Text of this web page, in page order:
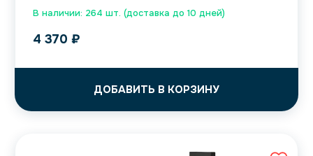
В наличии: 264 шт. (доставка до 10 дней)
4 370 ₽
ДОБАВИТЬ В КОРЗИНУ